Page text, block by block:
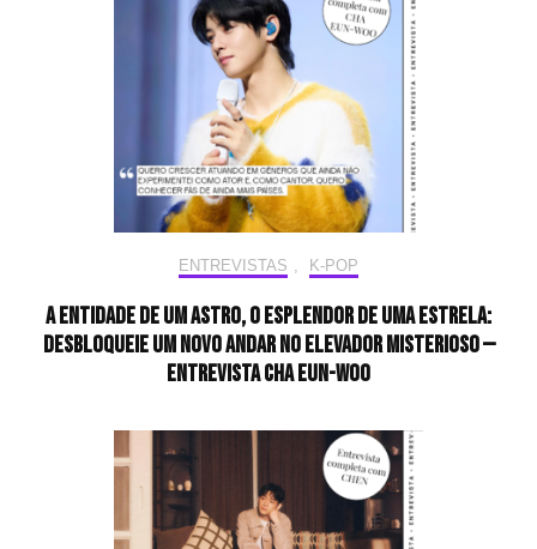
ENTREVISTAS , K-POP
A entidade de um astro, o esplendor de uma estrela:
desbloqueie um novo andar no elevador misterioso —
Entrevista CHA EUN-WOO